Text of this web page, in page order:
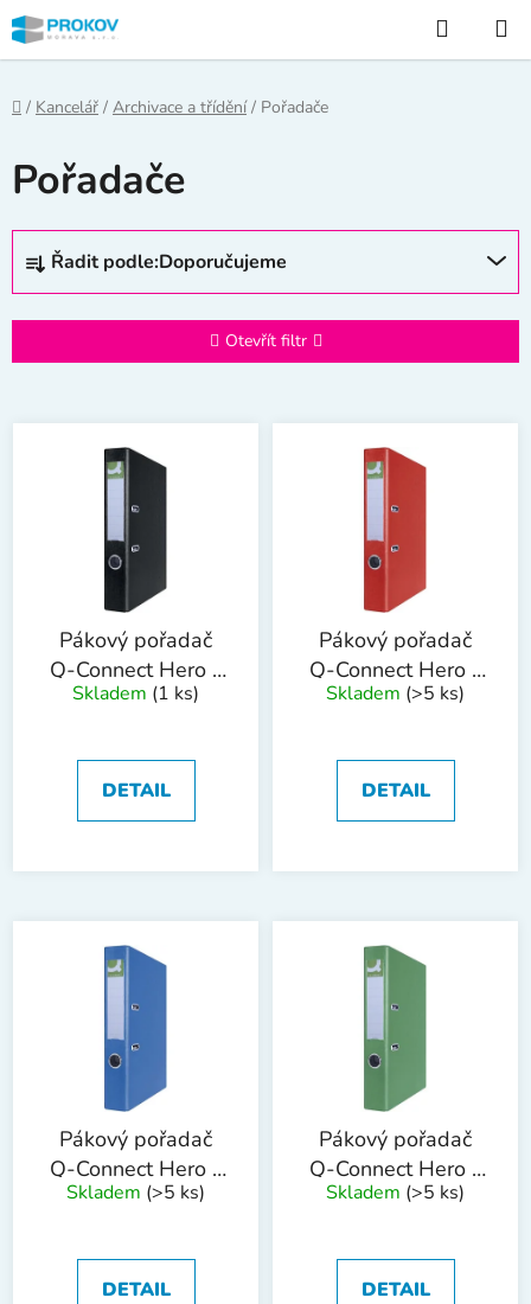
Přejít
na
obsah
Hledat
Domů
/ Kancelář / Archivace a třídění / Pořadače
Pořadače
Ř
z
n
p
Řadit podle:Doporučujeme
Otevřít filtr
V
Pákový pořadač
Q-Connect Hero -
A4, 5 cm, černý
Skladem (1 ks)
DETAIL
Pákový pořadač
Q-Connect Hero -
A4, 5 cm, červený
Skladem (>5 ks)
DETAIL
Pákový pořadač
Q-Connect Hero -
A4, 5 cm, modrý
Skladem (>5 ks)
DETAIL
Pákový pořadač
Q-Connect Hero -
A4, 5 cm, zelený
Skladem (>5 ks)
DETAIL